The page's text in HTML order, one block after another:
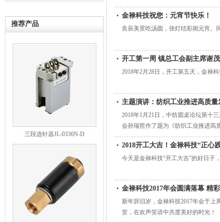
推荐产品
三段选针器JL-0336N-D
金禄科技祝您：元宵节快乐！
良辰美景吃汤圆，张灯结彩闹元宵。
开工第一周 镇总工会副主席谢
2018年2月28日，开工第五天，金禄
主题演讲：纺织工业推进高质
2018年1月21日，中纺圆桌论坛第十
会孙瑞哲作了题为《纺织工业推进
2018开工大吉！金禄科技“正心
今天是金禄科技“开工大吉”的好日子
金禄科技2017年会圆满落幕 精
新年辞旧岁，金禄科技2017年会于上
堂，在欢声笑语中共度美好的时光！